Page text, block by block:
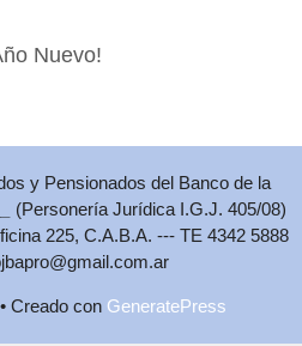
Nuevo!
y Pensionados del Banco de la
(Personería Jurídica I.G.J. 405/08)
225, C.A.B.A. --- TE 4342 5888
Creado con GeneratePress